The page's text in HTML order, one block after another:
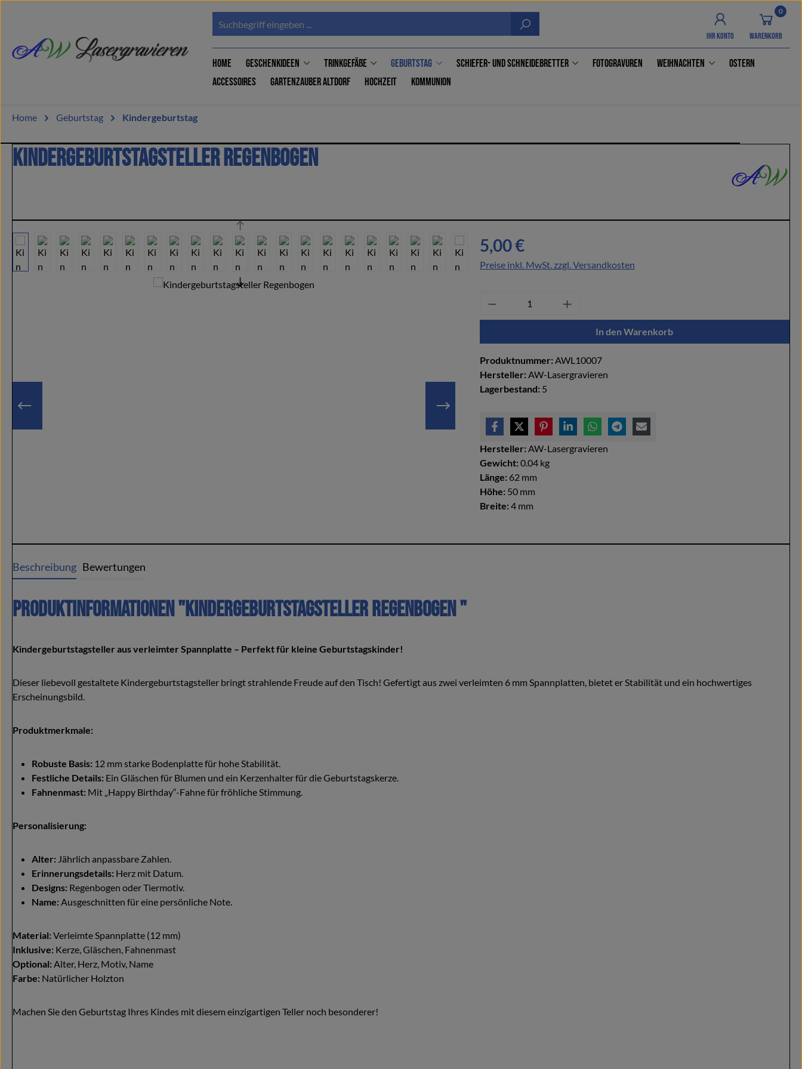
IHR KONTO
0
WARENKORB
Home Geschenkideen Trinkgefäße Geburtstag Schiefer- und Schneidebretter Fotogravuren Weihnachten
Ostern
Accessoires
Gartenzauber Altdorf Hochzeit Kommunion
Home Geburtstag Kindergeburtstag
Kindergeburtstagsteller Regenbogen
Regulärer Preis:
5,00 €
Preise inkl. MwSt. zzgl. Versandkosten
Produkt Anzahl: Gib den gewünschten Wert ein
In den Warenkorb
Produktnummer: AWL10007
Hersteller: AW-Lasergravieren
Lagerbestand: 5
Hersteller: AW-Lasergravieren
Gewicht: 0.04 kg
Länge: 62 mm
Höhe: 50 mm
Breite: 4 mm
Beschreibung Bewertungen
Produktinformationen "Kindergeburtstagsteller Regenbogen "
Kindergeburtstagsteller aus verleimter Spannplatte – Perfekt für kleine Geburtstagskinder!
Dieser liebevoll gestaltete Kindergeburtstagsteller bringt strahlende Freude auf den Tisch! Gefertigt aus zwei verleimten 6 mm Spannplatten, bietet er Stabilität und ein hochwertiges
Erscheinungsbild.
Produktmerkmale:
Robuste Basis: 12 mm starke Bodenplatte für hohe Stabilität.
Festliche Details: Ein Gläschen für Blumen und ein Kerzenhalter für die Geburtstagskerze.
Fahnenmast: Mit „Happy Birthday“-Fahne für fröhliche Stimmung.
Personalisierung:
Alter: Jährlich anpassbare Zahlen.
Erinnerungsdetails: Herz mit Datum.
Designs: Regenbogen oder Tiermotiv.
Name: Ausgeschnitten für eine persönliche Note.
Material: Verleimte Spannplatte (12 mm)
Inklusive: Kerze, Gläschen, Fahnenmast
Optional: Alter, Herz, Motiv, Name
Farbe: Natürlicher Holzton
Machen Sie den Geburtstag Ihres Kindes mit diesem einzigartigen Teller noch besonderer!